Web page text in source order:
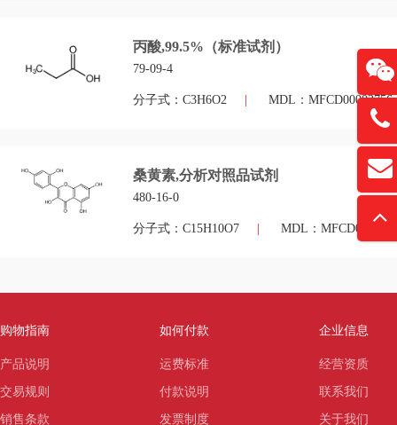
丙酸,99.5%（标准试剂）
79-09-4
分子式：C3H6O2 MDL：MFCD00002756
桑黄素,分析对照品试剂
480-16-0
分子式：C15H10O7 MDL：
购物指南
产品说明
交易规则
销售条款
如何付款
运费标准
付款说明
发票制度
企业信息
经营资质
联系我们
关于我们
扫